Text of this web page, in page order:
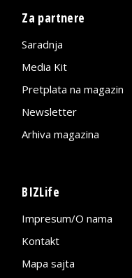
Za partnere
Saradnja
Media Kit
Pretplata na magazin
Newsletter
Arhiva magazina
BIZLife
Impresum/O nama
Kontakt
Mapa sajta